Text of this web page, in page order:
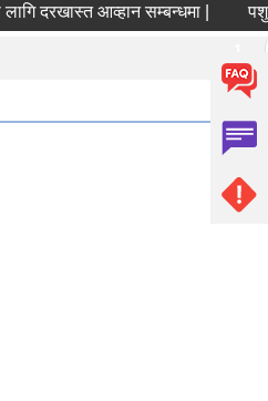
आव्हान सम्बन्धमा | पशु सेवा